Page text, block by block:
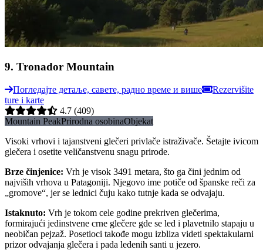
9. Tronador Mountain
Погледајте детаље, савете, радно време и више
Rezervišite
ture i karte
4.7 (409)
Mountain PeakPrirodna osobinaObjekat
Visoki vrhovi i tajanstveni glečeri privlače istraživače. Šetajte ivicom
glečera i osetite veličanstvenu snagu prirode.
Brze činjenice: Vrh je visok 3491 metara, što ga čini jednim od
najviših vrhova u Patagoniji. Njegovo ime potiče od španske reči za
„gromove“, jer se lednici čuju kako tutnje kada se odvajaju.
Istaknuto: Vrh je tokom cele godine prekriven glečerima,
formirajući jedinstvene crne glečere gde se led i plavetnilo stapaju u
neobičan pejzaž. Posetioci takođe mogu izbliza videti spektakularni
prizor odvajanja glečera i pada ledenih santi u jezero.